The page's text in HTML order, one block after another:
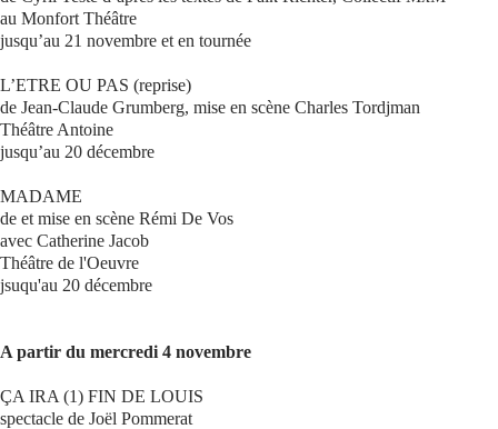
au Monfort Théâtre
jusqu’au 21 novembre et en tournée
L’ETRE OU PAS (reprise)
de Jean-Claude Grumberg, mise en scène Charles Tordjman
Théâtre Antoine
jusqu’au 20 décembre
MADAME
de et mise en scène Rémi De Vos
avec Catherine Jacob
Théâtre de l'Oeuvre
jsuqu'au 20 décembre
A partir du mercredi 4 novembre
ÇA IRA (1) FIN DE LOUIS
spectacle de Joël Pommerat